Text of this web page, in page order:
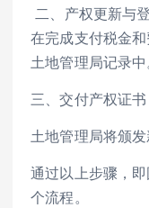
二、产权更新与
在完成支付税金
土地管理局记录中
三、交付产权证书
土地管理局将颁发
通过以上步骤，
个流程。